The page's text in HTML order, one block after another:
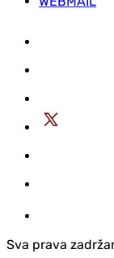
Sva prava